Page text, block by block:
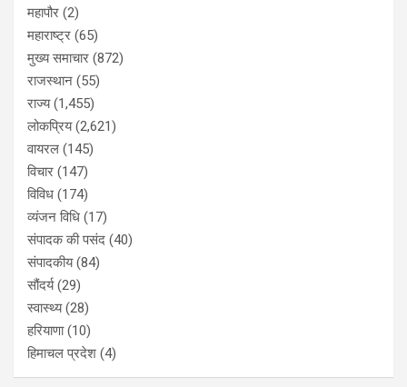
महापौर (2)
महाराष्ट्र (65)
मुख्य समाचार (872)
राजस्थान (55)
राज्य(1,455)
लोकप्रिय(2,621)
वायरल (145)
विचार (147)
विविध (174)
व्यंजन विधि (17)
संपादक की पसंद (40)
संपादकीय(84)
सौंदर्य(29)
स्वास्थ्य(28)
हरियाणा(10)
हिमाचल प्रदेश (4)